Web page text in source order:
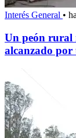
Interés General •
Un peón rural
alcanzado